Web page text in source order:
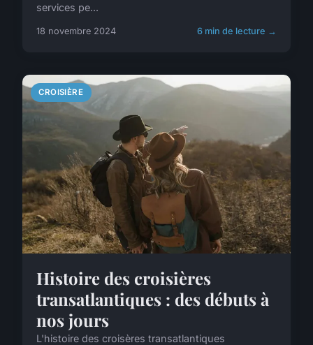
services pe...
18 novembre 2024 6 min de lecture →
CROISIÈRE
Histoire des croisières
transatlantiques : des débuts à
nos jours
L'histoire des croisères transatlantiques